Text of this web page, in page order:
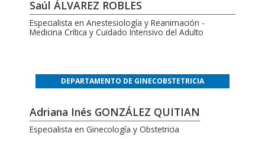
Saúl ÁLVAREZ ROBLES
Especialista en Anestesiología y Reanimación -
Medicina Crítica y Cuidado Intensivo del Adulto
DEPARTAMENTO DE GINECOBSTETRICIA
Adriana Inés GONZÁLEZ QUITIAN
Especialista en Ginecología y Obstetricia